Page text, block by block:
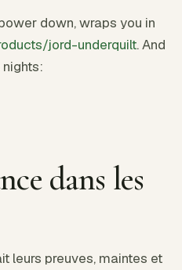
down, wraps you in
jord-underquilt. And
dans les
leurs preuves, maintes et